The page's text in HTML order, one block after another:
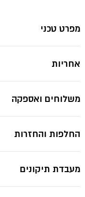
מפרט טכני
אחריות
משלוחים ואספקה
החלפות והחזרות
מעבדת תיקונים